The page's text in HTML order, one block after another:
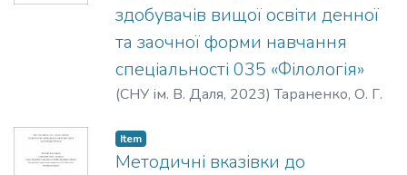
здобувачів вищої освіти денної
та заочної форми навчання
спеціальності 035 «Філологія»
(СНУ ім. В. Даля, 2023)Тараненко, О. Г.
Item
Методичні вказівки до